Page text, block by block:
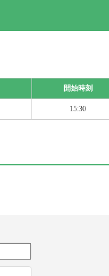
開始時刻
15:30